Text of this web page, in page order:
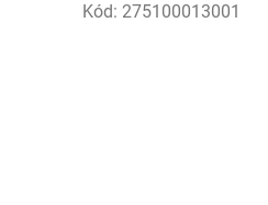
Kód: 275100013001